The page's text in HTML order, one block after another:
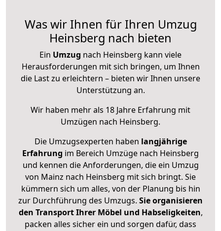
Was wir Ihnen für Ihren Umzug
Heinsberg nach bieten
Ein Umzug nach Heinsberg kann viele
Herausforderungen mit sich bringen, um Ihnen
die Last zu erleichtern – bieten wir Ihnen unsere
Unterstützung an.
Wir haben mehr als 18 Jahre Erfahrung mit
Umzügen nach Heinsberg.
Die Umzugsexperten haben langjährige
Erfahrung im Bereich Umzüge nach Heinsberg
und kennen die Anforderungen, die ein Umzug
von Mainz nach Heinsberg mit sich bringt. Sie
kümmern sich um alles, von der Planung bis hin
zur Durchführung des Umzugs. Sie organisieren
den Transport Ihrer Möbel und Habseligkeiten,
packen alles sicher ein und sorgen dafür, dass